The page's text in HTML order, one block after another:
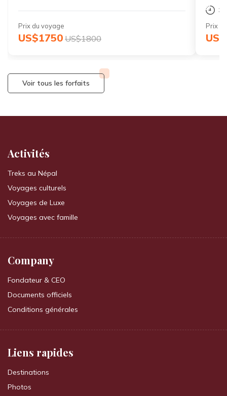
Voir tous les forfaits
Prix du voyage
US$1750 US$1800
3
Prix
Activités
Treks au Népal
Voyages culturels
Voyages de Luxe
Voyages avec famille
Company
Fondateur & CEO
Documents officiels
Conditions générales
Liens rapides
Destinations
Photos